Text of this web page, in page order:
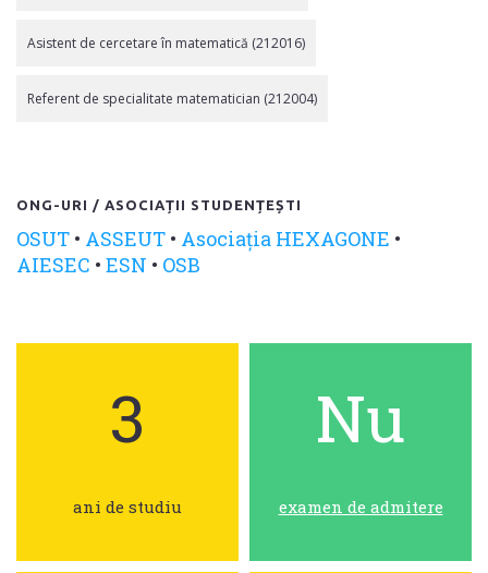
Asistent de cercetare în matematică (212016)
Referent de specialitate matematician (212004)
ONG-URI / ASOCIAȚII STUDENȚEȘTI
OSUT • ASSEUT • Asociația HEXAGONE •
AIESEC • ESN • OSB
3
ani de studiu
Nu
examen de admitere